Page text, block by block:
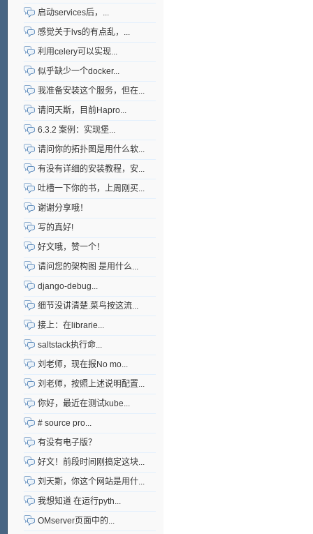
启动services后，...
感觉关于lvs的有点乱，...
利用celery可以实现...
似乎缺少一个docker...
我准备安装这个服务，但在...
请问天斯，目前Hapro...
6.3.2 案例：实现堡...
请问你的拓扑图是用什么软...
有没有详细的安装教程，安...
吐槽一下你的书，上周刚买...
谢谢分享哦！
写的真好!
好文哦，赞一个！
请问您的架构图 是用什么...
django-debug...
细节没讲清楚.菜鸟按这流...
接上：在librarie...
saltstack执行命...
刘老师，现在报No mo...
刘老师，按照上述说明配置...
你好，最近在测试kube...
# source pro...
有没有电子版？
好文！前段时间刚搞定这块...
刘天斯，你这个网站是用什...
我想知道 在运行pyth...
OMserver页面中的...